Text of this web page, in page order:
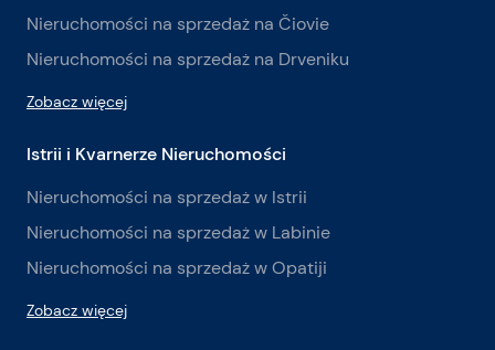
Nieruchomości na sprzedaż na Čiovie
Nieruchomości na sprzedaż na Drveniku
Zobacz więcej
Istrii i Kvarnerze Nieruchomości
Nieruchomości na sprzedaż w Istrii
Nieruchomości na sprzedaż w Labinie
Nieruchomości na sprzedaż w Opatiji
Zobacz więcej